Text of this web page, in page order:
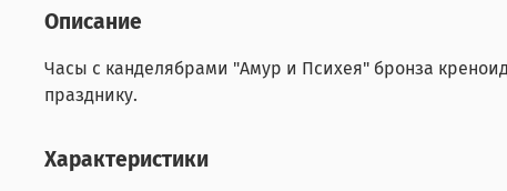
Описание
Часы с канделябрами "Амур и Психея" бронза
празднику.
Характеристики